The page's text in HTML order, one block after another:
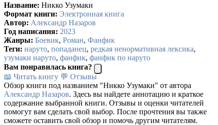
Название: Никко Узумаки
Формат книги: Электронная книга
Автор: Александр Назаров
Год написания: 2023
Жанры: Боевик, Роман, Фанфик
Теги: наруто, попаданец, редкая ненормативная лексика,
узумаки наруто, фанфик, фанфик по наруто
Вам понравилась книга?
📖 Читать книгу 💬 Отзывы
Обзор книги под названием "Никко Узумаки" от автора
Александр Назаров. Здесь вы найдете аннотацию и краткое
содержание выбранной книги. Отзывы и оценки читателей
помогут вам сделать свой выбор. После прочтения вы также
сможете оставить свой обзор и помочь другим читателям.